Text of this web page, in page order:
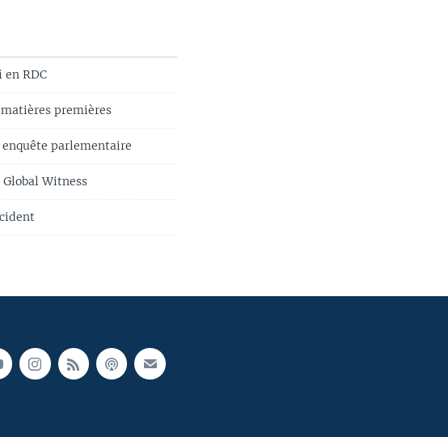
RDC
premières
parlementaire
Witness